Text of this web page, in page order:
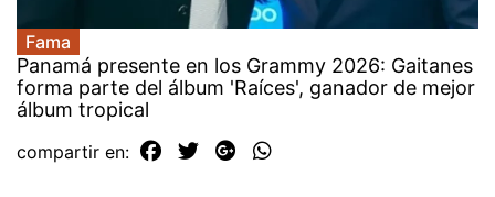
Fama
Panamá presente en los Grammy 2026: Gaitanes
forma parte del álbum 'Raíces', ganador de mejor
álbum tropical
compartir en: